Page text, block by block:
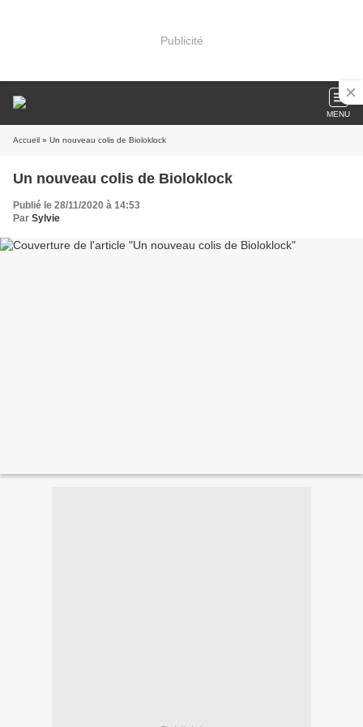
Publicité
MENU
Accueil » Un nouveau colis de Bioloklock
Un nouveau colis de Bioloklock
Publié le 28/11/2020 à 14:53
Par Sylvie